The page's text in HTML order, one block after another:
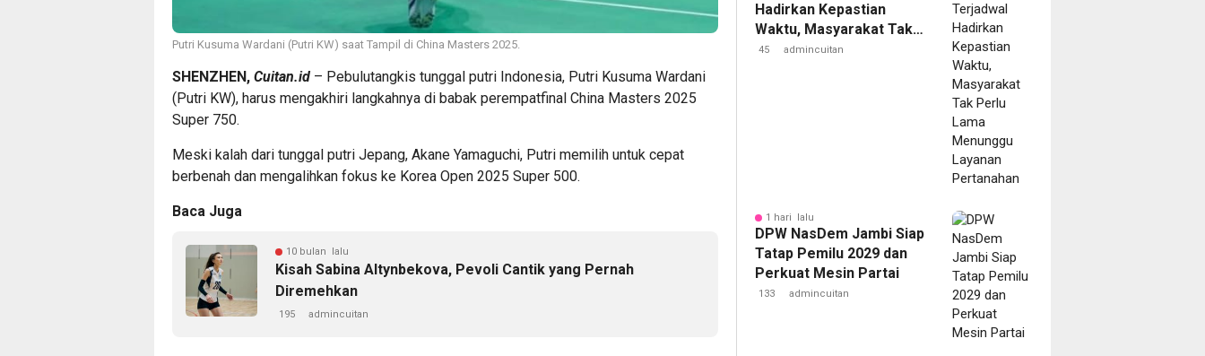
Putri Kusuma Wardani (Putri KW) saat Tampil di China Masters 2025.
SHENZHEN, Cuitan.id – Pebulutangkis tunggal putri Indonesia, Putri Kusuma Wardani
(Putri KW), harus mengakhiri langkahnya di babak perempatfinal China Masters 2025
Super 750.
Meski kalah dari tunggal putri Jepang, Akane Yamaguchi, Putri memilih untuk cepat
berbenah dan mengalihkan fokus ke Korea Open 2025 Super 500.
Baca Juga
10 bulan lalu
Kisah Sabina Altynbekova, Pevoli Cantik yang Pernah
Diremehkan
195 admincuitan
Hadirkan Kepastian
Waktu, Masyarakat Tak
Perlu Lama Menunggu
45 admincuitan
1 hari lalu
DPW NasDem Jambi Siap
Tatap Pemilu 2029 dan
Perkuat Mesin Partai
133 admincuitan